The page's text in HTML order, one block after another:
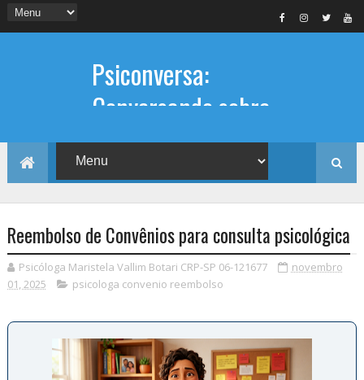
Psiconversa:
Conversando sobre
Psicologia
Informações sobre: Psicóloga,
Psicoterapia, terapia de casal, terapia
individual, Psicóloga online e presencial,
Reembolso de Convênios para consulta psicológica
Psicóloga Maristela Vallim Botari CRP-SP 06-121677
novembro
01, 2025
psicologa convenio reembolso